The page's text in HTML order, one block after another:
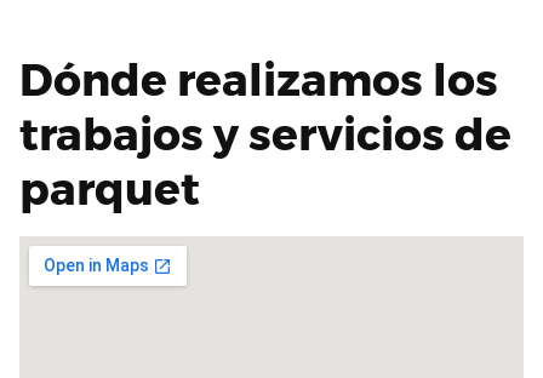
Dónde realizamos los
trabajos y servicios de
parquet